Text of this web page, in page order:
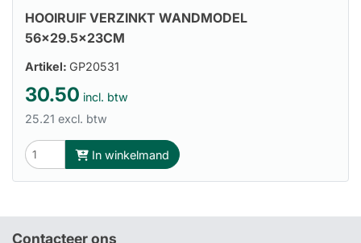
HOOIRUIF VERZINKT WANDMODEL
56x29.5x23CM
Artikel: GP20531
30.50 incl. btw
25.21 excl. btw
In winkelmand
Contacteer ons